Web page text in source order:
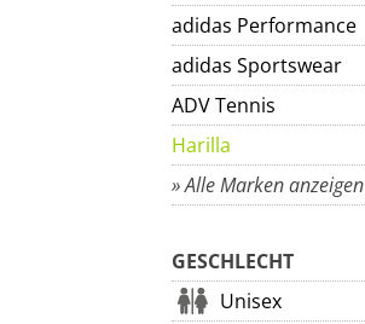
adidas Performance
adidas Sportswear
ADV Tennis
Harilla
» Alle Marken anzeigen
GESCHLECHT
Unisex